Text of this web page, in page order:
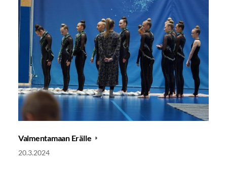
Valmentamaan Erälle
20.3.2024